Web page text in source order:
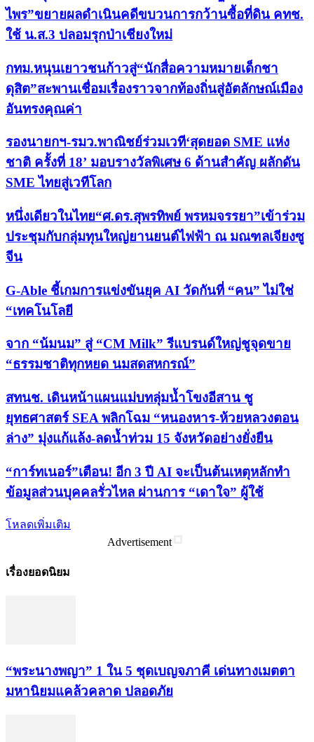
ไพร”ขยายผลดำเนินคดีขบวนการกว้านซื้อที่ดิน คทช.
ใช้ น.ส.3 ปลอมรุกป่าเชียงใหม่
กทม.หนุนเยาวชนก้าวสู่“นักสื่อความหมายเด็กชา
ดุสิต”สะพานเชื่อมเรื่องราวจากท้องถิ่นสู่อัตลักษณ์เมือง
อันทรงคุณค่า
รองนายกฯ-รมว.พาณิชย์ร่วมเวที‘สุดยอด SME แห่ง
ชาติ ครั้งที่ 18’ มอบรางวัลพิเศษ 6 ด้านสำคัญ ผลักดัน
SME ไทยสู่เวทีโลก
หนึ่งเดียวในไทย“ศ.ดร.สุพรทิพย์ พรหมจรรยา”เข้าร่วม
ประชุมกับกลุ่มทุนใหญ่ยานยนต์ไฟฟ้า ณ มณฑลเจียงซู
จีน
G-Able ชี้เกมการแข่งขันยุค AI วัดกันที่ “คน” ไม่ใช่
“เทคโนโลยี
จาก “น้มนม” สู่ “CM Milk” รีแบรนด์ใหญ่ชูจุดขาย
“ธรรมชาติทุกหยด นมสดสหกรณ์”
สทนช. เดินหน้าแผนแม่บทลุ่มน้ำโขงอีสาน ชู
ยุทธศาสตร์ SEA พลิกโฉม “หนองหาร-ห้วยหลวงตอน
ล่าง” มุ่งแก้แล้ง-ลดน้ำท่วม 15 จังหวัดอย่างยั่งยืน
“การ์ทเนอร์”เตือน! อีก 3 ปี AI จะเป็นต้นเหตุหลักทำ
ข้อมูลส่วนบุคคลรั่วไหล ผ่านการ “เดาใจ” ผู้ใช้
โหลดเพิ่มเติม
Advertisement
เรื่องยอดนิยม
“พระ​นาง​พญา” 1 ใน 5​ ชุดเบญจ​ภาคี​ เด่นทางเมตตา​
มหา​นิยม​แคล้วคลาด​ ปลอดภัย​